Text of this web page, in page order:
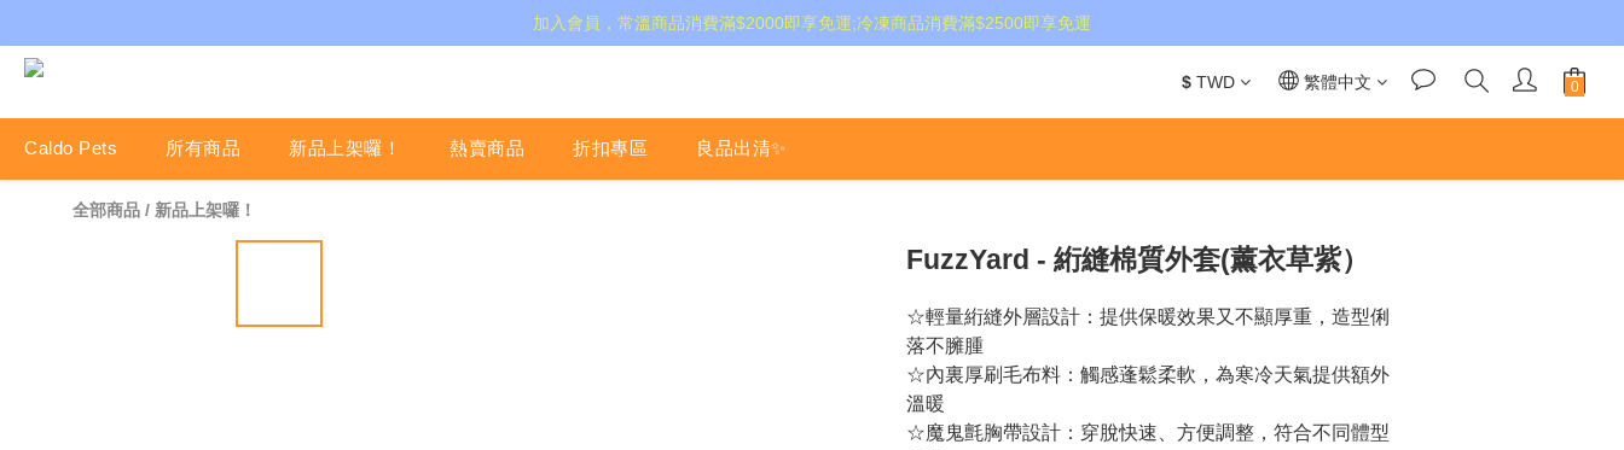
加入會員，常溫商品消費滿$2000即享免運;冷凍商品消費滿$2500即享免運
$ TWD 繁體中文
Caldo Pets 所有商品 新品上架囉！ 熱賣商品 折扣專區 良品出清✨
全部商品 / 新品上架囉！
FuzzYard - 絎縫棉質外套(薰衣草紫）
☆輕量絎縫外層設計：提供保暖效果又不顯厚重，造型俐
落不臃腫
☆內裏厚刷毛布料：觸感蓬鬆柔軟，為寒冷天氣提供額外
溫暖
☆魔鬼氈胸帶設計：穿脫快速、方便調整，符合不同體型